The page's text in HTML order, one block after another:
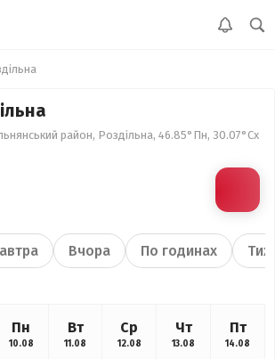
район, Роздільна, 46.85°Пн, 30.07°Сх
Вчора По годинах
Пн
10.08
Вт
11.08
Ср
12.08
Чт
13.08
Пт
14.08